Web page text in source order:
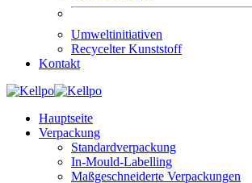
Umweltinitiativen
Recycelter Kunststoff
Kontakt
Hauptseite
Verpackung
Standardverpackung
In-Mould-Labelling
Maßgeschneiderte Verpackungen